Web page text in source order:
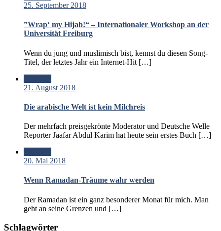
25. September 2018
”Wrap‘ my Hijab!“ – Internationaler Workshop an der
Universität Freiburg
Wenn du jung und muslimisch bist, kennst du diesen Song-
Titel, der letztes Jahr ein Internet-Hit […]
21. August 2018
Die arabische Welt ist kein Milchreis
Der mehrfach preisgekrönte Moderator und Deutsche Welle
Reporter Jaafar Abdul Karim hat heute sein erstes Buch […]
20. Mai 2018
Wenn Ramadan-Träume wahr werden
Der Ramadan ist ein ganz besonderer Monat für mich. Man
geht an seine Grenzen und […]
Schlagwörter